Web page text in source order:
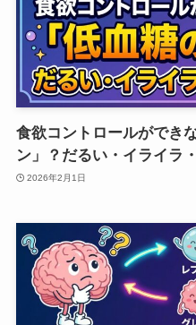
食欲コントロールができ
ン」？だるい・イライラ
2026年2月1日